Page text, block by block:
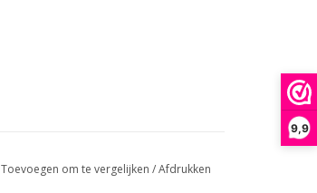
9,9
Toevoegen om te vergelijken /Afdrukken